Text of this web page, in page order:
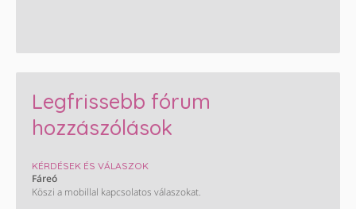
Legfrissebb fórum
hozzászólások
KÉRDÉSEK ÉS VÁLASZOK
Fáreó
Köszi a mobillal kapcsolatos válaszokat.